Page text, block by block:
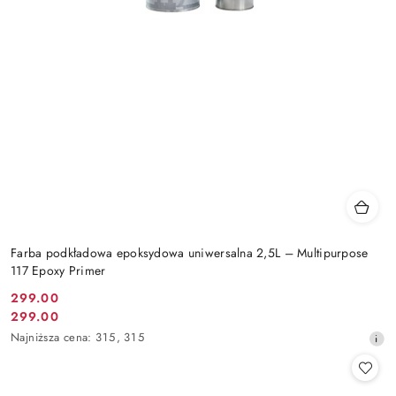
Farba podkładowa epoksydowa uniwersalna 2,5L – Multipurpose
117 Epoxy Primer
Cena
promocyjna:
299.00
Cena
promocyjna:
299.00
Najniższa
Najniższa cena: 315, 315